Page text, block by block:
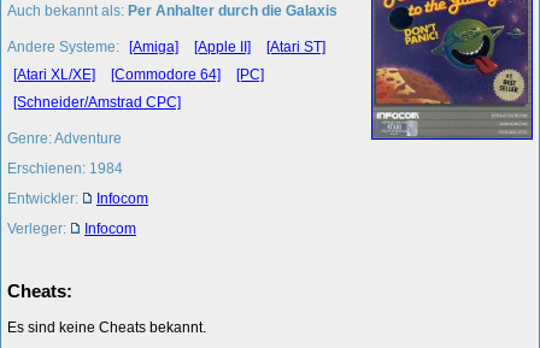
Auch bekannt als: Per Anhalter durch die Galaxis
Andere Systeme: [Amiga] [Apple II]
[Atari ST]
[Atari XL/XE]
[Commodore 64]
[PC]
[Schneider/Amstrad CPC]
Genre: Adventure
Erschienen: 1984
Entwickler:
Infocom
Verleger:
Infocom
Cheats:
Es sind keine Cheats bekannt.